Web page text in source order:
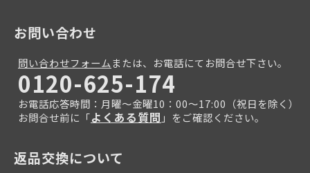
お問い合わせ
問い合わせフォームまたは、お電話にてお問合せ下さい。
0120-625-174
お電話応答時間：月曜～金曜10：00～17:00（祝日を除く）
お問合せ前に「よくある質問 」をご確認ください。
返品交換について